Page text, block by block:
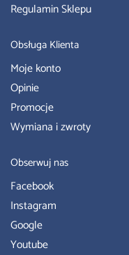
Regulamin Sklepu
Obsługa Klienta
Moje konto
Opinie
Promocje
Wymiana i zwroty
Obserwuj nas
Facebook
Instagram
Google
Youtube